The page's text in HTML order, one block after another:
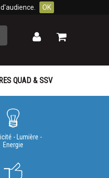
OK
Rechercher Mon
Mon
- Lumière -
Energie
QUAD & SSV